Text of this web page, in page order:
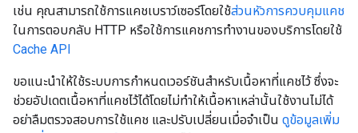
เช่น คุณสามารถใช้การแคชเบราว์เซอร์โดยใช้ส่วนหัวการควบคุมแคช
ในการตอบกลับ HTTP หรือใช้การแคชการทำงานของบริการโดยใช้
Cache API
ขอแนะนำให้ใช้ระบบการกำหนดเวอร์ชันสำหรับเนื้อหาที่แคชไว้ ซึ่งจะ
ช่วยอัปเดตเนื้อหาที่แคชไว้ได้โดยไม่ทำให้เนื้อหาเหล่านั้นใช้งานไม่ได้
อย่าลืมตรวจสอบการใช้แคช และปรับเปลี่ยนเมื่อจำเป็น ดูข้อมูลเพิ่ม